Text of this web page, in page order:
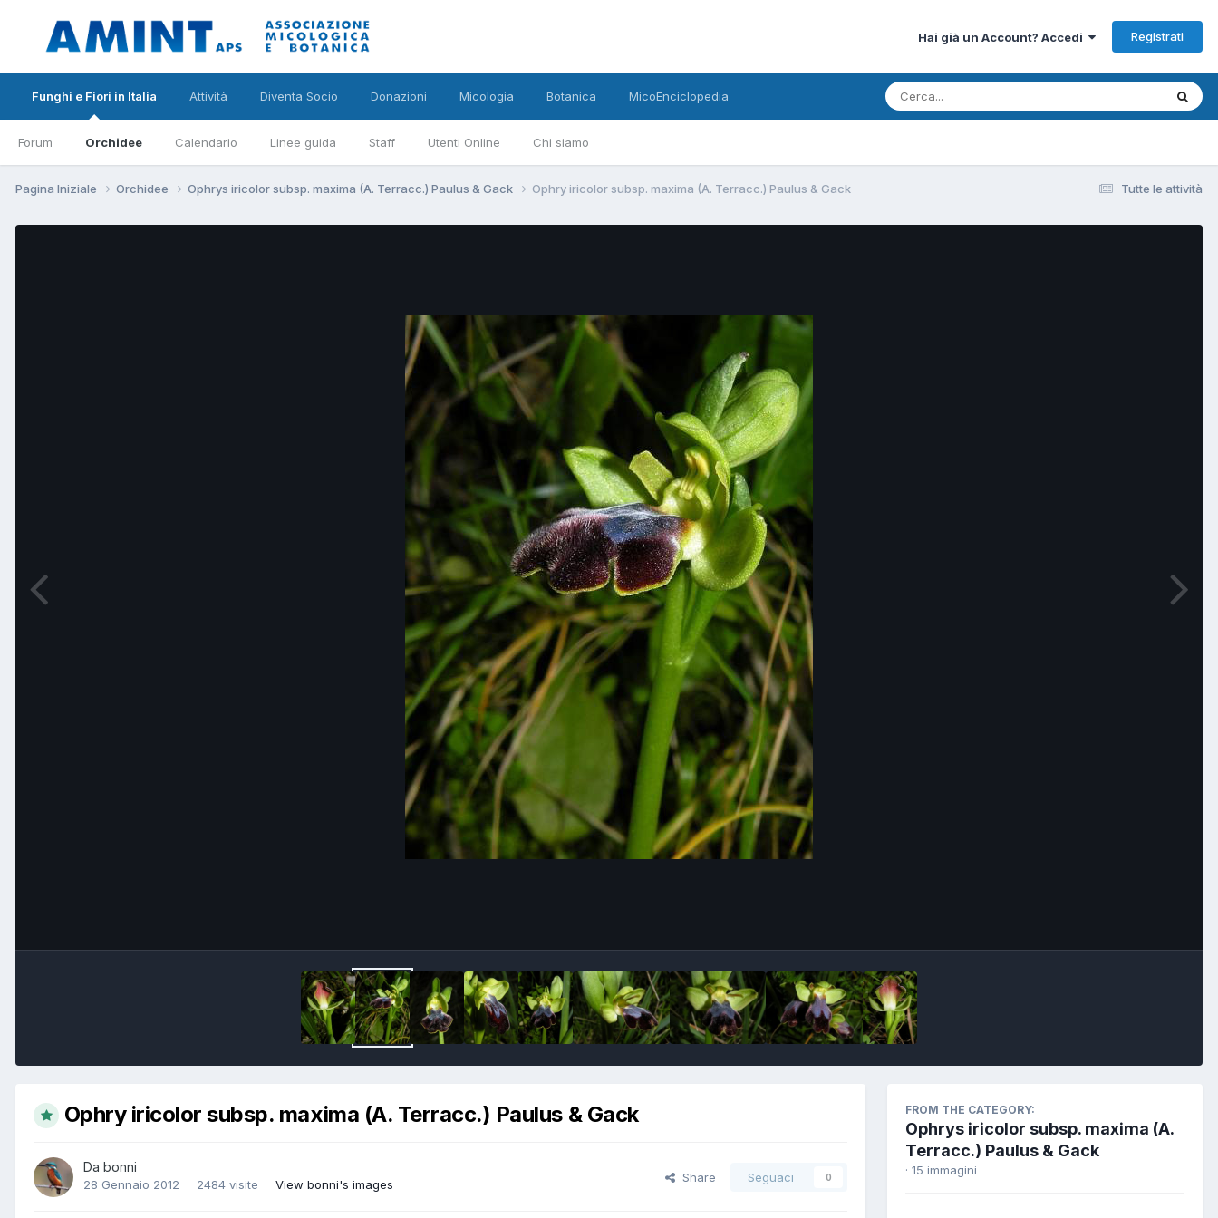
Hai già un Account? Accedi Registrati
Funghi e Fiori in Italia
Forum Orchidee Calendario Linee guida Staff Utenti Online Chi siamo
Attività Diventa Socio Donazioni Micologia Botanica MicoEnciclopedia
Tutte le attività
Pagina Iniziale Orchidee Ophrys iricolor subsp. maxima (A. Terracc.) Paulus & Gack Ophry iricolor subsp. maxima (A. Terracc.) Paulus & Gack
Ophry iricolor subsp. maxima (A. Terracc.) Paulus & Gack
Da bonni
28 Gennaio 2012 2484 visite View bonni's images
Share Seguaci 0
FROM THE CATEGORY:
Ophrys iricolor subsp. maxima (A.
Terracc.) Paulus & Gack
· 15 immagini